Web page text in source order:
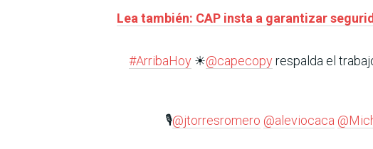
Lea también: CAP insta a garantizar
#ArribaHoy ☀@capecopyrespalda el
🎙@jtorresromero @aleviocaca